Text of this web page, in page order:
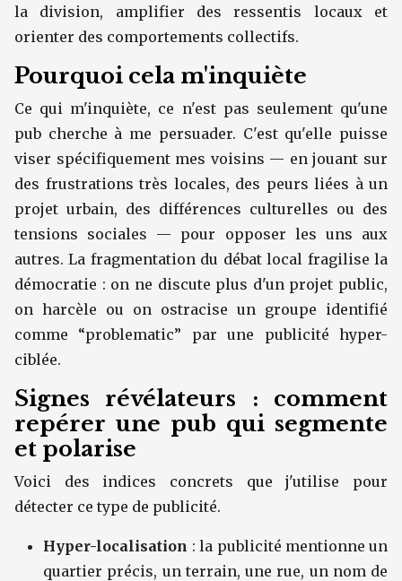
la division, amplifier des ressentis locaux et
orienter des comportements collectifs.
Pourquoi cela m'inquiète
Ce qui m'inquiète, ce n'est pas seulement qu'une
pub cherche à me persuader. C'est qu'elle puisse
viser spécifiquement mes voisins — en jouant sur
des frustrations très locales, des peurs liées à un
projet urbain, des différences culturelles ou des
tensions sociales — pour opposer les uns aux
autres. La fragmentation du débat local fragilise la
démocratie : on ne discute plus d'un projet public,
on harcèle ou on ostracise un groupe identifié
comme “problematic” par une publicité hyper-
ciblée.
Signes révélateurs : comment
repérer une pub qui segmente
et polarise
Voici des indices concrets que j'utilise pour
détecter ce type de publicité.
Hyper-localisation : la publicité mentionne un
quartier précis, un terrain, une rue, un nom de